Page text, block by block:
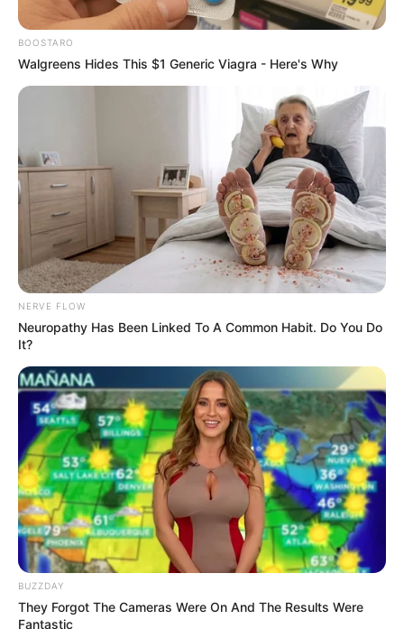
ดวงรายวัน 30 สิงหาคม 2565
30 ส.ค. 2022
แสดงความเห็นบน Facebook
ดูดวงแม่นๆ ยอดนิยม
ดวงรายวัน 14 กันยายน 2565
14 ก.ย. 2022
ดวงรายวัน 13 กันยายน 2565
13 ก.ย. 2022
BOOSTARO
Walgreens Hides This $1 Generic Viagra - Here's Why
NERVE FLOW
Neuropathy Has Been Linked To A Common Habit. Do You Do
It?
BUZZDAY
They Forgot The Cameras Were On And The Results Were
Fantastic